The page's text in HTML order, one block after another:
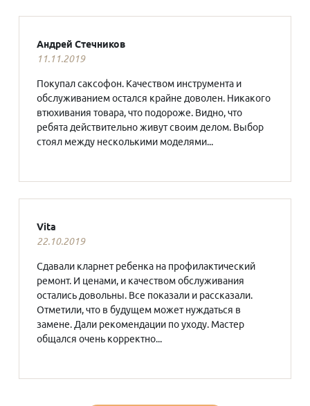
Андрей Стечников
11.11.2019
Покупал саксофон. Качеством инструмента и
обслуживанием остался крайне доволен. Никакого
втюхивания товара, что подороже. Видно, что
ребята действительно живут своим делом. Выбор
стоял между несколькими моделями...
Vita
22.10.2019
Сдавали кларнет ребенка на профилактический
ремонт. И ценами, и качеством обслуживания
остались довольны. Все показали и рассказали.
Отметили, что в будущем может нуждаться в
замене. Дали рекомендации по уходу. Мастер
общался очень корректно...